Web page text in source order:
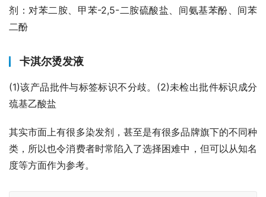
剂：对苯二胺、甲苯-2,5-二胺硫酸盐、间氨基苯酚、间苯
二酚
卡淇尔烫发液
(1)该产品批件与标签标识不分歧。(2)未检出批件标识成分
巯基乙酸盐
其实市面上有很多染发剂，甚至是有很多品牌旗下的不同种
类，所以也令消费者时常陷入了选择困难中，但可以从知名
度等方面作为参考。